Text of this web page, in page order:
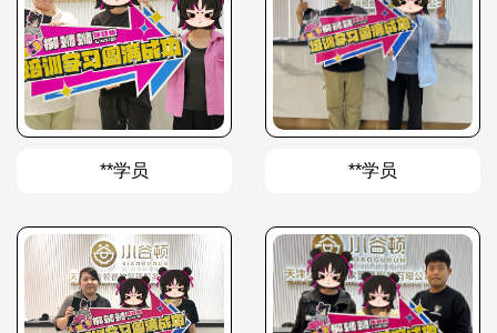
**学员 **学员